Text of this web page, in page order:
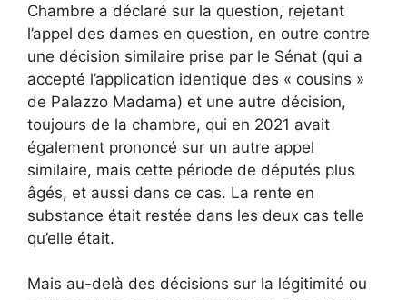
Chambre a déclaré sur la question, rejetant
l’appel des dames en question, en outre contre
une décision similaire prise par le Sénat (qui a
accepté l’application identique des « cousins »
de Palazzo Madama) et une autre décision,
toujours de la chambre, qui en 2021 avait
également prononcé sur un autre appel
similaire, mais cette période de députés plus
âgés, et aussi dans ce cas. La rente en
substance était restée dans les deux cas telle
qu’elle était.
Mais au-delà des décisions sur la légitimité ou